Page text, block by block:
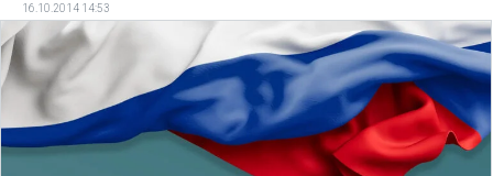
16.10.2014 14:53